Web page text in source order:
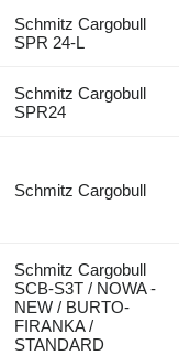
Schmitz Cargobull
SPR 24-L
Schmitz Cargobull
SPR24
Schmitz Cargobull
Schmitz Cargobull
SCB-S3T / NOWA -
NEW / BURTO-
FIRANKA /
STANDARD